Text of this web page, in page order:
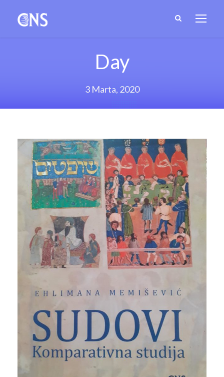
Day
3 Marta, 2020